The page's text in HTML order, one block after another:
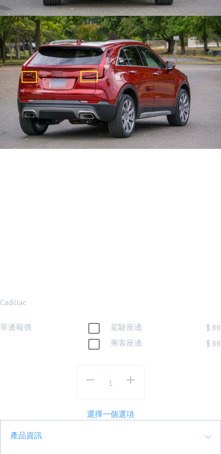
Cadillac
單邊報價 駕駛座邊
$ 88
乘客座邊
$ 88
選擇一個選項
產品資訊